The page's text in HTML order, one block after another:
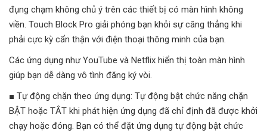
đụng chạm không chủ ý trên các thiết bị có màn hình không
viền. Touch Block Pro giải phóng bạn khỏi sự căng thẳng khi
phải cực kỳ cẩn thận với điện thoại thông minh của bạn.
Các ứng dụng như YouTube và Netflix hiển thị toàn màn hình
giúp bạn dễ dàng vô tình đăng ký vòi.
■ Tự động chặn theo ứng dụng: Tự động bật chức năng chặn
BẬT hoặc TẮT khi phát hiện ứng dụng đã chỉ định đã được khởi
chạy hoặc đóng. Bạn có thể đặt ứng dụng tự động bật chức